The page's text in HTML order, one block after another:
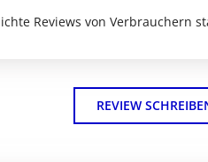
Reviews von Verbrauchern
REVIEW